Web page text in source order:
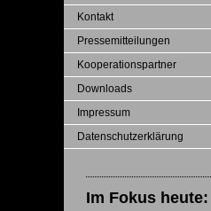
Kontakt
Pressemitteilungen
Kooperationspartner
Downloads
Impressum
Datenschutzerklärung
Im Fokus heute: